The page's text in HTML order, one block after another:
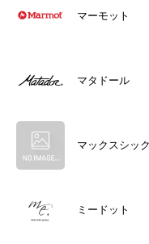
マーモット
マタドール
マックスシッ
ミードット